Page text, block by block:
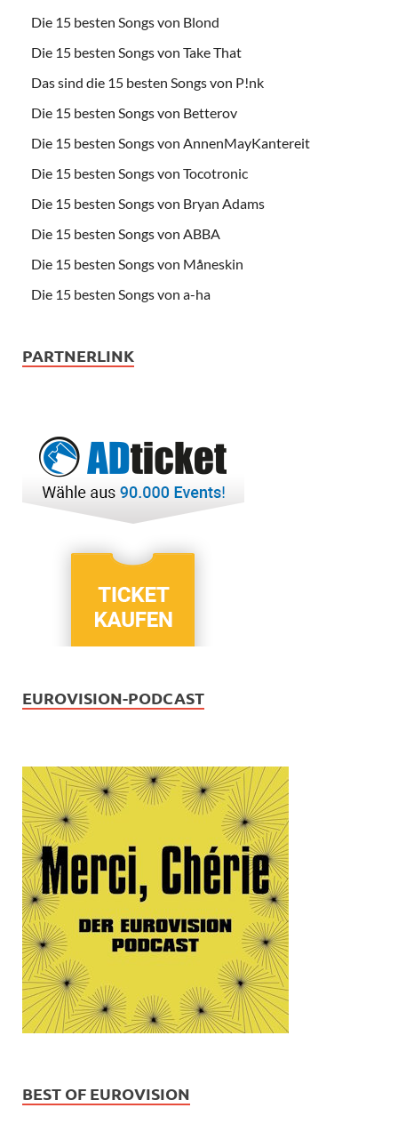
Die 15 besten Songs von Blond
Die 15 besten Songs von Take That
Das sind die 15 besten Songs von P!nk
Die 15 besten Songs von Betterov
Die 15 besten Songs von AnnenMayKantereit
Die 15 besten Songs von Tocotronic
Die 15 besten Songs von Bryan Adams
Die 15 besten Songs von ABBA
Die 15 besten Songs von Måneskin
Die 15 besten Songs von a-ha
PARTNERLINK
EUROVISION-PODCAST
BEST OF EUROVISION